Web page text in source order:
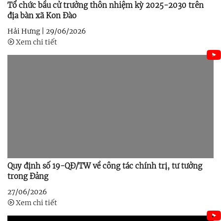
Tổ chức bầu cử trưởng thôn nhiệm kỳ 2025-2030 trên
địa bàn xã Kon Đào
Hải Hưng |
29/06/2026
Xem chi tiết
Quy định số 19-QĐ/TW về công tác chính trị, tư tưởng
trong Đảng
27/06/2026
Xem chi tiết